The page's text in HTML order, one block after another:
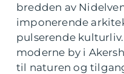
bredden av
imponerende
pulserende
moderne by i
til naturen og